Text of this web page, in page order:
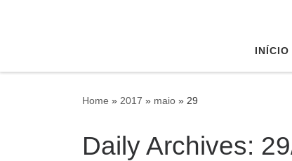
INÍCIO
Home » 2017 » maio » 29
Daily Archives: